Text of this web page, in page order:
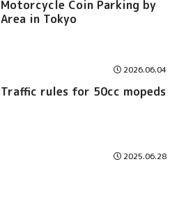
Motorcycle Coin Parking by
Area in Tokyo
2026.06.04
Traffic rules for 50cc mopeds
2025.06.28